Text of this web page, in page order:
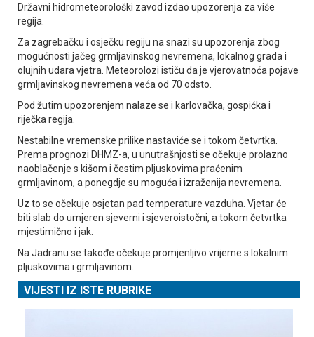
Državni hidrometeorološki zavod izdao upozorenja za više
regija.
Za zagrebačku i osječku regiju na snazi su upozorenja zbog
mogućnosti jačeg grmljavinskog nevremena, lokalnog grada i
olujnih udara vjetra. Meteorolozi ističu da je vjerovatnoća pojave
grmljavinskog nevremena veća od 70 odsto.
Pod žutim upozorenjem nalaze se i karlovačka, gospićka i
riječka regija.
Nestabilne vremenske prilike nastaviće se i tokom četvrtka.
Prema prognozi DHMZ-a, u unutrašnjosti se očekuje prolazno
naoblačenje s kišom i čestim pljuskovima praćenim
grmljavinom, a ponegdje su moguća i izraženija nevremena.
Uz to se očekuje osjetan pad temperature vazduha. Vjetar će
biti slab do umjeren sjeverni i sjeveroistočni, a tokom četvrtka
mjestimično i jak.
Na Јadranu se takođe očekuje promjenljivo vrijeme s lokalnim
pljuskovima i grmljavinom.
VIJESTI IZ ISTE RUBRIKE